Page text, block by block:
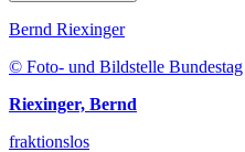
Bernd Riexinger
© Foto- und Bildstelle Bundestag
Riexinger, Bernd
fraktionslos